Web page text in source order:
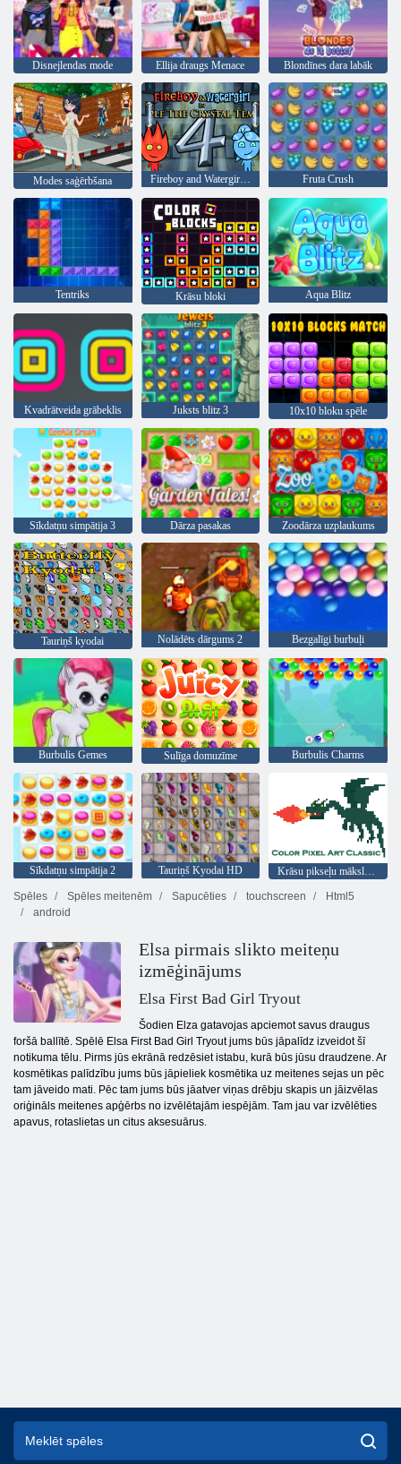
Disnejlendas mode Ellija draugs Menace Blondīnes dara labāk
Modes saģērbšana Fireboy and Watergirl 4: Kristāla templis Fruta Crush
Tentriks Krāsu bloki Aqua Blitz
Kvadrātveida grābeklis Juksts blitz 3 10x10 bloku spēle
Sīkdatņu simpātija 3 Dārza pasakas Zoodārza uzplaukums
Tauriņš kyodai Nolādēts dārgums 2 Bezgalīgi burbuļi
Burbulis Gemes Sulīga domuzīme Burbulis Charms
Sīkdatņu simpātija 2 Tauriņš Kyodai HD
Krāsu pikseļu mākslas klasika
Spēles
Spēles meitenēm Sapucēties touchscreen
Html5
android
Elsa pirmais slikto meiteņu
izmēģinājums
Elsa First Bad Girl Tryout
Šodien Elza gatavojas apciemot savus draugus
foršā ballītē. Spēlē Elsa First Bad Girl Tryout jums būs jāpalīdz izveidot šī
notikuma tēlu. Pirms jūs ekrānā redzēsiet istabu, kurā būs jūsu draudzene. Ar
kosmētikas palīdzību jums būs jāpieliek kosmētika uz meitenes sejas un pēc
tam jāveido mati. Pēc tam jums būs jāatver viņas drēbju skapis un jāizvēlas
oriģināls meitenes apģērbs no izvēlētajām iespējām. Tam jau var izvēlēties
apavus, rotaslietas un citus aksesuārus.